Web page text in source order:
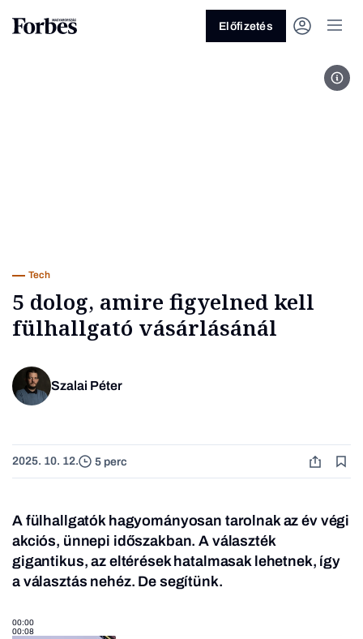
Előfizetés
Tech
5 dolog, amire figyelned kell
fülhallgató vásárlásánál
Szalai Péter
2025. 10. 12. 5 perc
A fülhallgatók hagyományosan tarolnak az év végi
akciós, ünnepi időszakban. A választék
gigantikus, az eltérések hatalmasak lehetnek, így
a választás nehéz. De segítünk.
00:00
00:08